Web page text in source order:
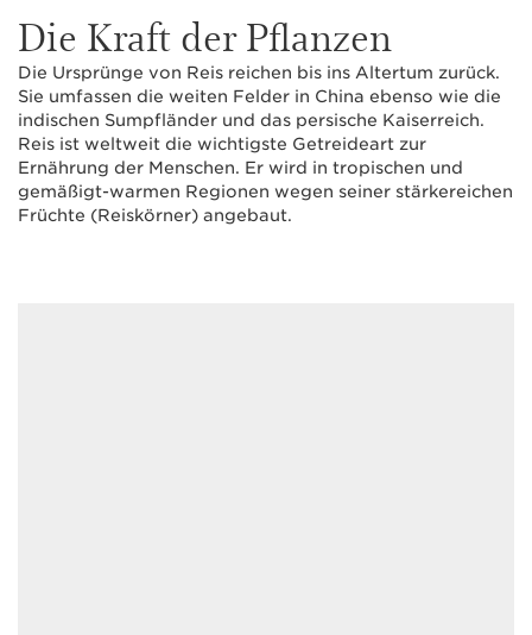
Die Kraft der Pflanzen
Die Ursprünge von Reis reichen bis ins Altertum zurück.
Sie umfassen die weiten Felder in China ebenso wie die
indischen Sumpfländer und das persische Kaiserreich.
Reis ist weltweit die wichtigste Getreideart zur
Ernährung der Menschen. Er wird in tropischen und
gemäßigt-warmen Regionen wegen seiner stärkereichen
Früchte (Reiskörner) angebaut.